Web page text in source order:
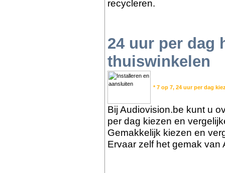
recycleren.
24 uur per dag
thuiswinkelen
* 7 op 7, 24 uur per dag
Bij Audiovision.be kunt u
per dag kiezen en
Gemakkelijk kiezen en
Ervaar zelf het gemak van